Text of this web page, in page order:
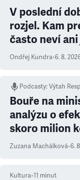
V poslední
rozjel. Kam
často neví
Ondřej Kundra•6. 8.
Podcasty:Výtah
Bouře na
analýzu o
skoro milion
Zuzana Machálková•6.
Kultura•11 minut